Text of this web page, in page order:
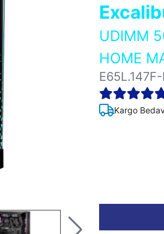
UDIMM
HOME
Kargo